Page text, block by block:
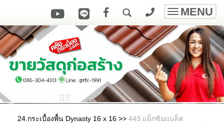
Toggle
MENU
24.กระเบื้องพื้น Dynasty 16 x 16>> 443.แม็กซิมแบล็ค